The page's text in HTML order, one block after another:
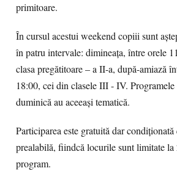
primitoare.
În cursul acestui weekend copiii sunt
în patru intervale: dimineața, între orele
clasa pregătitoare – a II-a, după-amiază
18:00, cei din clasele III - IV. Programele
duminică au aceeași tematică.
Participarea este gratuită dar
prealabilă, fiindcă locurile sunt limitate
program.